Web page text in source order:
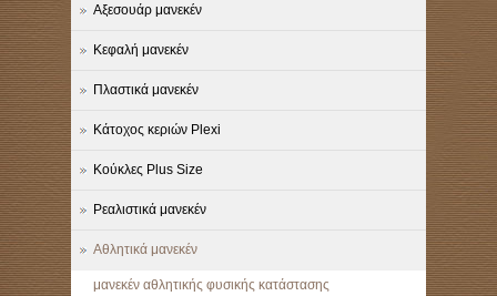
Αξεσουάρ μανεκέν
Κεφαλή μανεκέν
Πλαστικά μανεκέν
Κάτοχος κεριών Plexi
Κούκλες Plus Size
Ρεαλιστικά μανεκέν
Αθλητικά μανεκέν
μανεκέν αθλητικής φυσικής κατάστασης